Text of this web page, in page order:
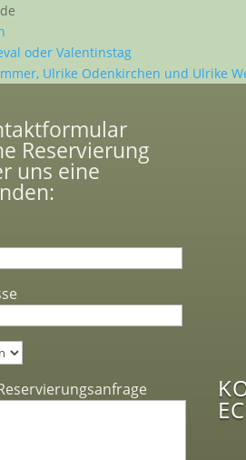
oder Valentinstag
Ulrike Odenkirchen und Ulrike
Reservierung
uns eine